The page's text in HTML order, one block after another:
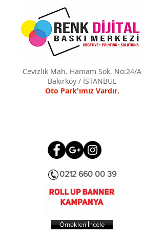
Cevizlik Mah. Hamam Sok. No:24/A
Bakırköy / İSTANBUL
Oto Park'ımız Vardır.
0212 660 00 39
Örnekleri İncele